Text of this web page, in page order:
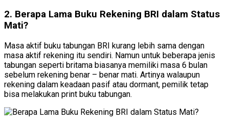
2. Berapa Lama Buku Rekening BRI dalam Status
Mati?
Masa aktif buku tabungan BRI kurang lebih sama dengan
masa aktif rekening itu sendiri. Namun untuk beberapa jenis
tabungan seperti britama biasanya memiliki masa 6 bulan
sebelum rekening benar – benar mati. Artinya walaupun
rekening dalam keadaan pasif atau dormant, pemilik tetap
bisa melakukan print buku tabungan.